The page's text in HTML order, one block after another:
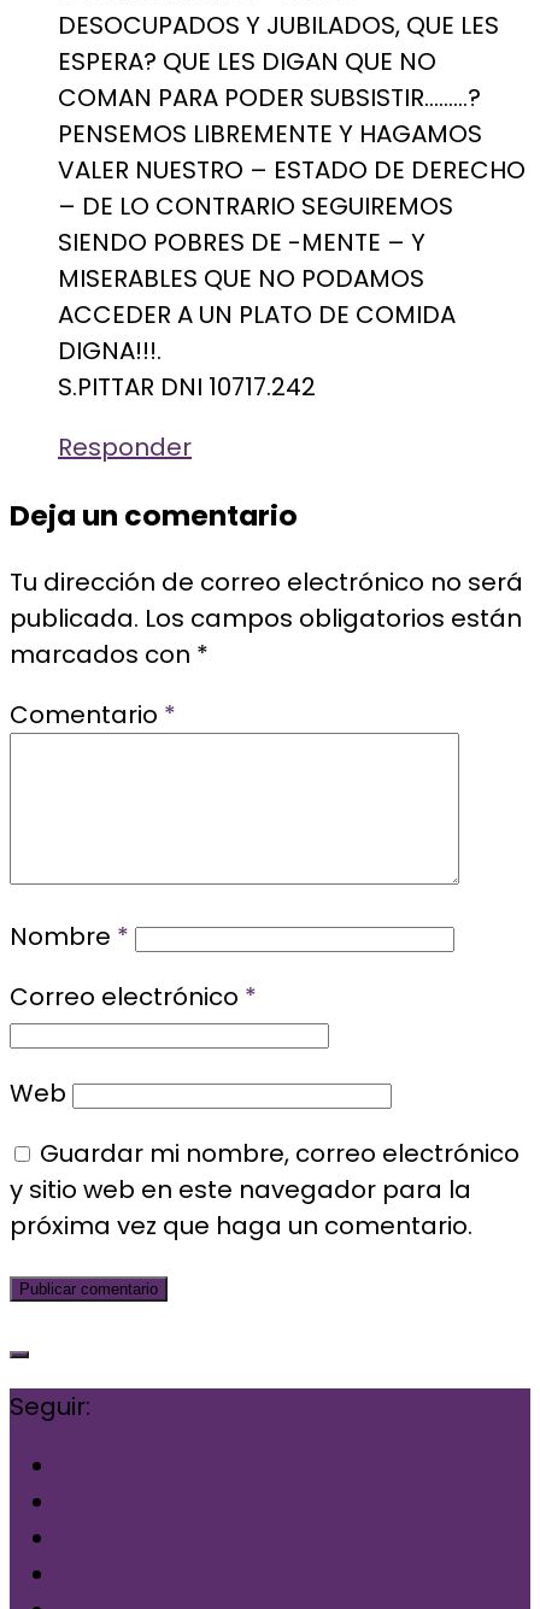
DESOCUPADOS Y JUBILADOS, QUE LES
ESPERA? QUE LES DIGAN QUE NO
COMAN PARA PODER SUBSISTIR………?
PENSEMOS LIBREMENTE Y HAGAMOS
VALER NUESTRO – ESTADO DE DERECHO
– DE LO CONTRARIO SEGUIREMOS
SIENDO POBRES DE -MENTE – Y
MISERABLES QUE NO PODAMOS
ACCEDER A UN PLATO DE COMIDA
DIGNA!!!.
S.PITTAR DNI 10717.242
Responder
Deja un comentario
Tu dirección de correo electrónico no será
publicada. Los campos obligatorios están
marcados con *
Comentario *
Nombre *
Correo electrónico *
Web
Guardar mi nombre, correo electrónico
y sitio web en este navegador para la
próxima vez que haga un comentario.
Seguir: